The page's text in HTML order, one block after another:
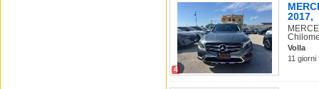
4
2017,
Volla
11